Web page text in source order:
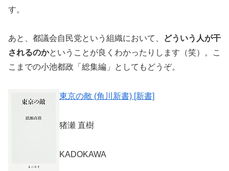
す。
あと、都議会自民党という組織において、
どういう人が干
されるのかということが良くわかったりします（笑）。こ
こまでの小池都政「総集編」としてもどうぞ。
東京の敵 (角川新書) [新書]
猪瀬 直樹
KADOKAWA